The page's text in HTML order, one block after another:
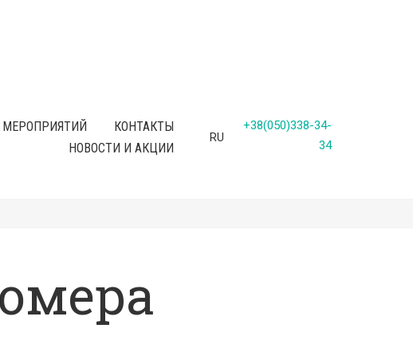
МЕРОПРИЯТИЙ
КОНТАКТЫ
НОВОСТИ И АКЦИИ
RU
+38(050)338-34-
34